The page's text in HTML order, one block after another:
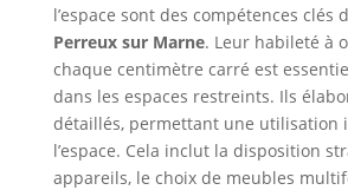
l’espace sont des compétences clés
Perreux sur Marne. Leur habileté à
chaque centimètre carré est
dans les espaces restreints. Ils
détaillés, permettant une utilisation
l’espace. Cela inclut la disposition
appareils, le choix de meubles